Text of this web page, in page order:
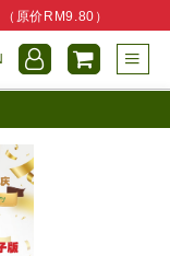
原价RM9.80）